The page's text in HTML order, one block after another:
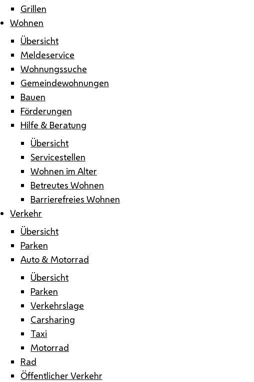
Grillen
Wohnen
Übersicht
Meldeservice
Wohnungssuche
Gemeindewohnungen
Bauen
Förderungen
Hilfe & Beratung
Übersicht
Servicestellen
Wohnen im Alter
Betreutes Wohnen
Barrierefreies Wohnen
Verkehr
Übersicht
Parken
Auto & Motorrad
Übersicht
Parken
Verkehrslage
Carsharing
Taxi
Motorrad
Rad
Öffentlicher Verkehr